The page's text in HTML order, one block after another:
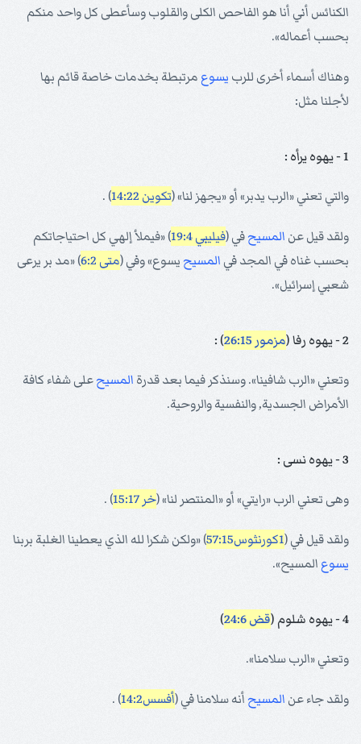
الكنائس أني أنا هو الفاحص الكلى والقلوب وسأعطى كل واحد منكم
بحسب أعماله».
وهناك أسماء أخرى للرب يسوع مرتبطة بخدمات خاصة قائم بها
لأجلنا مثل:
1 - يهوه يرأه :
والتي تعني «الرب يدبر» أو «يجهز لنا» (تكوين 14:22 ) .
ولقد قيل عن المسيحفي (فيليبي 19:4
) «فيملأ إلهي كل احتياجاتكم
بحسب غناه في المجد في المسيح يسوع» وفي (متى 6:2
) «مد بر يرعى
شعبي إسرائيل».
2 - يهوه رفا ( مزمور 26:15 ) :
وتعني «الرب شافينا». وسنذكر فيما بعد قدرة المسيحعلى شفاء كافة
الأمراض الجسدية, والنفسية والروحية.
3 - يهوه نسى :
وهى تعني الرب «رايتي» أو «المنتصر لنا» (خر 15:17 ) .
ولقد قيل في (1كورنثوس57:15
) «ولكن شكرا لله الذي يعطينا الغلبة بربنا
يسوع المسيح».
4 - يهوه شلوم ( قض 24:6 )
وتعني «الرب سلامنا».
ولقد جاء عن المسيح أنه سلامنا في (أفسس14:2 ) .